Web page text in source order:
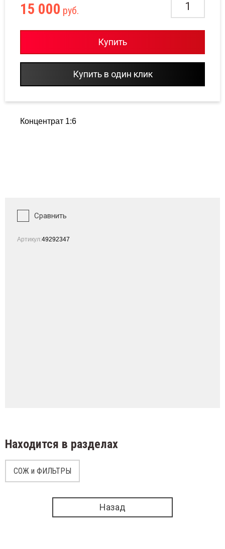
15 000 руб.
Купить
Купить в один клик
Концентрат 1:6
Сравнить
Артикул:49292347
Находится в разделах
СОЖ и ФИЛЬТРЫ
Назад